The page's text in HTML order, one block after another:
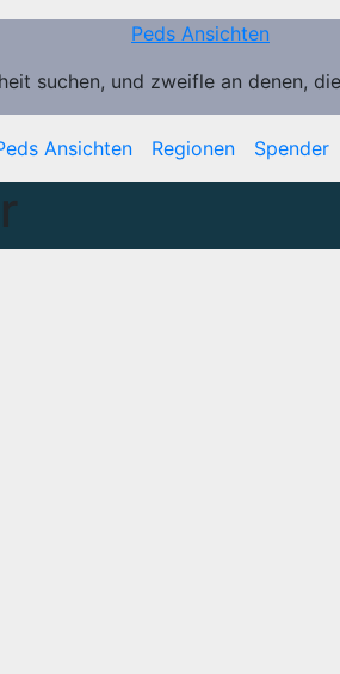
Peds Ansichten
suchen, und zweifle an denen,
Ansichten Regionen Spender